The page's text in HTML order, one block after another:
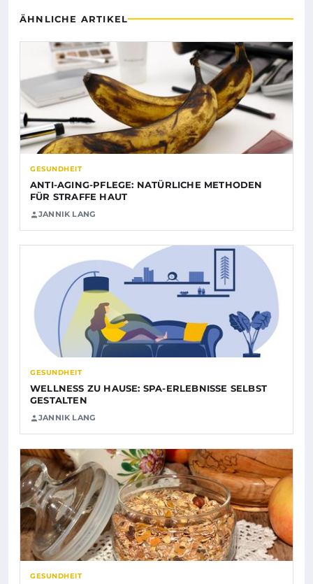
ÄHNLICHE ARTIKEL
GESUNDHEIT
ANTI-AGING-PFLEGE: NATÜRLICHE METHODEN
FÜR STRAFFE HAUT
JANNIK LANG
GESUNDHEIT
WELLNESS ZU HAUSE: SPA-ERLEBNISSE SELBST
GESTALTEN
JANNIK LANG
GESUNDHEIT